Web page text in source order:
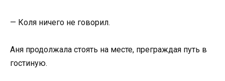
— Коля ничего не говорил.
Аня продолжала стоять на месте, преграждая путь в
гостиную.